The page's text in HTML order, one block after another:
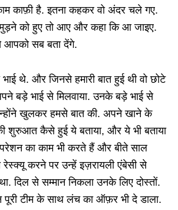
काफ़ी है. इतना कहकर वो अंदर चले गए.
को हुए तो आए और कहा कि आ जाइए.
आपको सब बता देंगे.
थे. और जिनसे हमारी बात हुई थी वो छोटे
बड़े भाई से मिलवाया. उनके बड़े भाई से
खुलकर हमसे बात की. अपने खाने के
शुरुआत कैसे हुई ये बताया, और ये भी बताया
का काम भी करते हैं और बीते साल
रेस्क्यू करने पर उन्हें इज़रायली एंबेसी से
दिल से सम्मान निकला उनके लिए दोस्तों.
पूरी टीम के साथ लंच का ऑफ़र भी दे डाला.